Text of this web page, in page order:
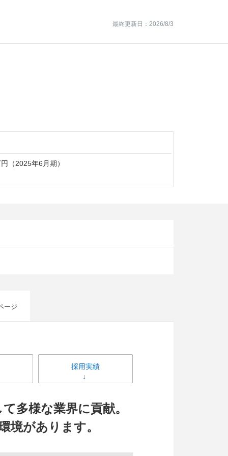
最終更新日：2026/8/3
（2025年6月期）
ージ
採用実績
多様な業界に貢献。
境があります。